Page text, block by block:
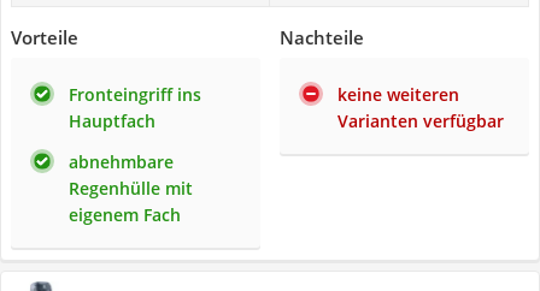
Vorteile
Fronteingriff ins
Hauptfach
abnehmbare
Regenhülle mit
eigenem Fach
Nachteile
keine weiteren
Varianten verfügbar